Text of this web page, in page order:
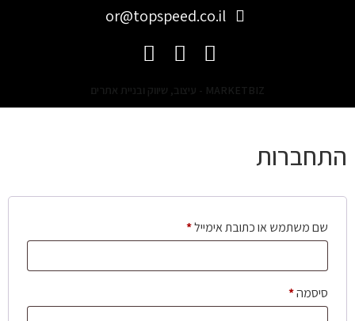
or@topspeed.co.il
MARKETBIZ - עיצוב, שיווק ובניית אתרים
התחברות
שם משתמש או כתובת אימייל*
סיסמה*